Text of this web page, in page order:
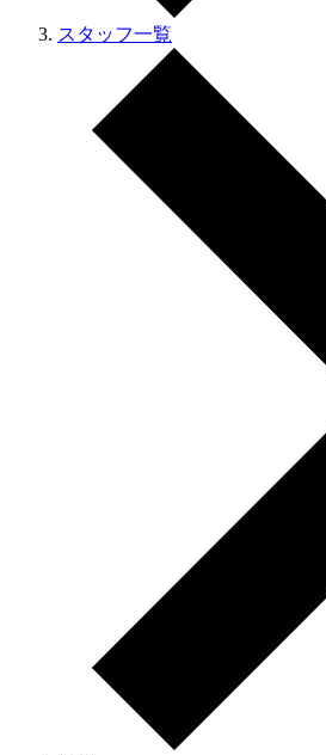
スタッフ一覧